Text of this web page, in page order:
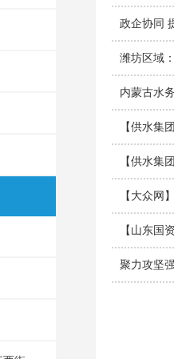
政企协同
潍坊区域
内蒙古水
【供水集
【供水集
【大众网
【山东国
聚力攻坚